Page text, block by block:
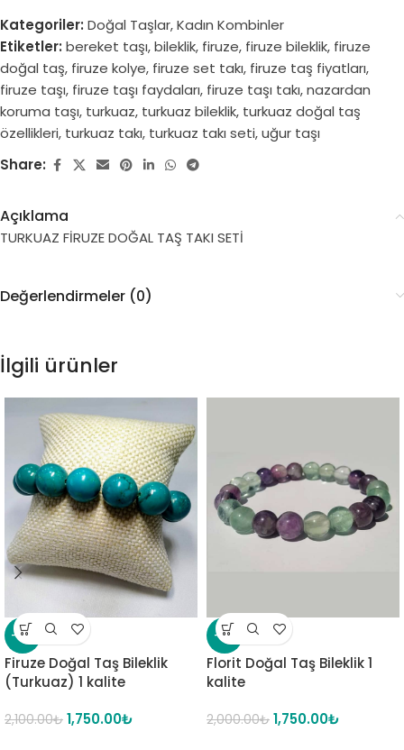
Kategoriler: Doğal Taşlar,Kadın Kombinler
Etiketler: bereket taşı,bileklik, firuze, firuze bileklik, firuze
doğal taş, firuze kolye, firuze set takı, firuze taş fiyatları,
firuze taşı, firuze taşı faydaları, firuze taşı takı,nazardan
koruma taşı, turkuaz, turkuaz bileklik, turkuaz doğal taş
özellikleri, turkuaz takı, turkuaz takı seti,uğur taşı
Share:
Açıklama
TURKUAZ FİRUZE DOĞAL TAŞ TAKI SETİ
Değerlendirmeler (0)
İlgili ürünler
-17%
Firuze Doğal Taş Bileklik
(Turkuaz) 1 kalite
2,100.00₺ 1,750.00₺
-13%
Florit Doğal Taş Bileklik 1
kalite
2,000.00₺ 1,750.00₺